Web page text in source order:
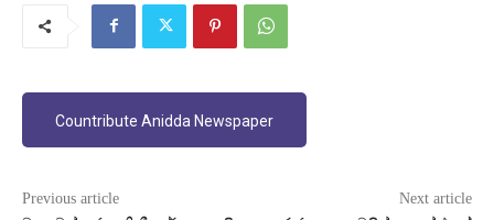
Countribute Anidda Newspaper
Previous article
Next article